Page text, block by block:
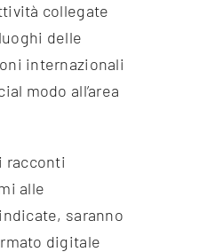
collegate
delle
internazionali
modo all’area
racconti
alle
saranno
digitale